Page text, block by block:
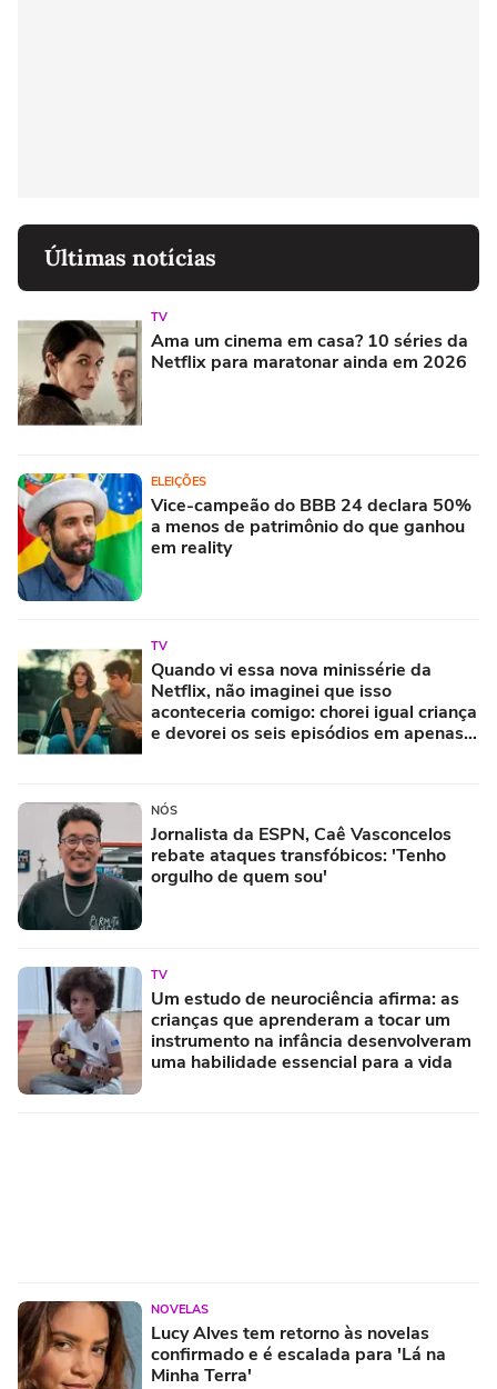
Últimas notícias
TV
Ama um cinema em casa? 10 séries da
Netflix para maratonar ainda em 2026
ELEIÇÕES
Vice-campeão do BBB 24 declara 50%
a menos de patrimônio do que ganhou
em reality
TV
Quando vi essa nova minissérie da
Netflix, não imaginei que isso
aconteceria comigo: chorei igual criança
e devorei os seis episódios em apenas
NÓS
Jornalista da ESPN, Caê Vasconcelos
rebate ataques transfóbicos: 'Tenho
orgulho de quem sou'
TV
Um estudo de neurociência afirma: as
crianças que aprenderam a tocar um
instrumento na infância desenvolveram
uma habilidade essencial para a vida
NOVELAS
Lucy Alves tem retorno às novelas
confirmado e é escalada para 'Lá na
Minha Terra'